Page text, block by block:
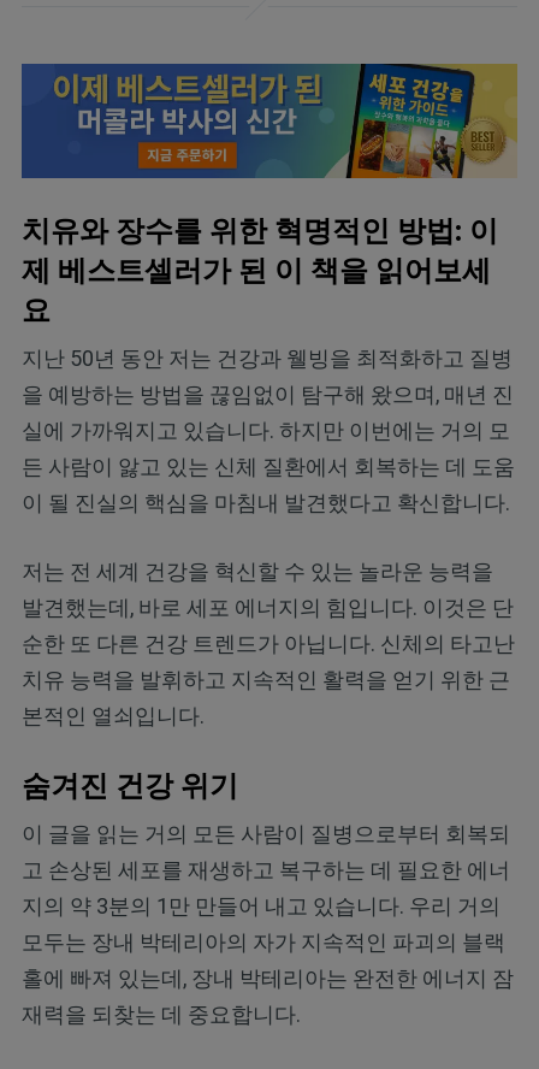
치유와 장수를 위한 혁명적인 방법: 이
제 베스트셀러가 된 이 책을 읽어보세
요
지난 50년 동안 저는 건강과 웰빙을 최적화하고 질병
을 예방하는 방법을 끊임없이 탐구해 왔으며, 매년 진
실에 가까워지고 있습니다. 하지만 이번에는 거의 모
든 사람이 앓고 있는 신체 질환에서 회복하는 데 도움
이 될 진실의 핵심을 마침내 발견했다고 확신합니다.
저는 전 세계 건강을 혁신할 수 있는 놀라운 능력을
발견했는데, 바로 세포 에너지의 힘입니다. 이것은 단
순한 또 다른 건강 트렌드가 아닙니다. 신체의 타고난
치유 능력을 발휘하고 지속적인 활력을 얻기 위한 근
본적인 열쇠입니다.
숨겨진 건강 위기
이 글을 읽는 거의 모든 사람이 질병으로부터 회복되
고 손상된 세포를 재생하고 복구하는 데 필요한 에너
지의 약 3분의 1만 만들어 내고 있습니다. 우리 거의
모두는 장내 박테리아의 자가 지속적인 파괴의 블랙
홀에 빠져 있는데, 장내 박테리아는 완전한 에너지 잠
재력을 되찾는 데 중요합니다.